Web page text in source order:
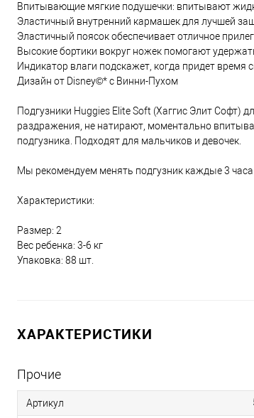
Впитывающие мягкие подушечки: впитывают
Эластичный внутренний кармашек для лучшей
Эластичный поясок обеспечивает отличное
Высокие бортики вокруг ножек помогают
Индикатор влаги подскажет, когда придет время
Дизайн от Disney©* с Винни-Пухом
Подгузники Huggies Elite Soft (Хаггис Элит
раздражения, не натирают, моментально
подгузника. Подходят для мальчиков и девочек.
Мы рекомендуем менять подгузник каждые 3
Характеристики:
Размер: 2
Вес ребенка: 3-6 кг
Упаковка: 88 шт.
ХАРАКТЕРИСТИКИ
Прочие
Артикул